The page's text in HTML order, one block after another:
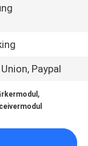
Paypal
,